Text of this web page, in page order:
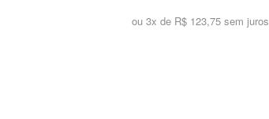
ou 3x de R$ 123,75 sem juros